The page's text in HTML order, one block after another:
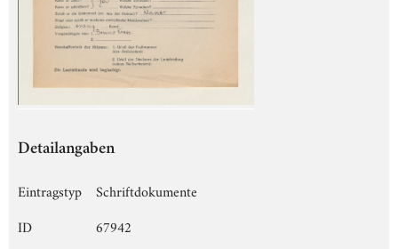
Detailangaben
Eintragstyp
Schriftdokumente
ID
67942